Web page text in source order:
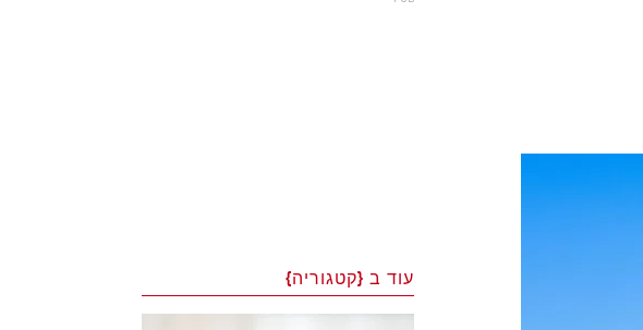
עוד ב {קטגוריה}